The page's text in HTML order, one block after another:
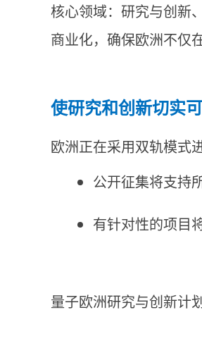
核心领域：研究与创新
商业化，确保欧洲不仅
使研究和创新切实
欧洲正在采用双轨模式
公开征集将支持
有针对性的项目
量子欧洲研究与创新计